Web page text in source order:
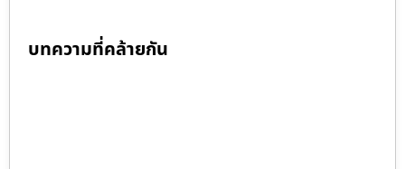
บทความที่คล้ายกัน